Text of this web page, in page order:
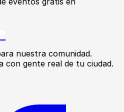
nuestra comunidad.
con gente real de tu ciudad.